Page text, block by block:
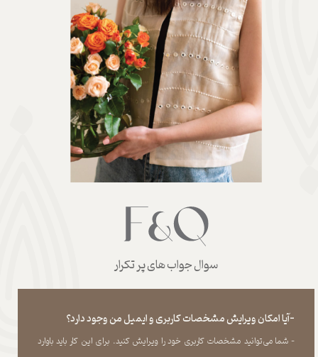
سوال جواب های پر تکرار
-آیا امکان ویرایش مشخصات کاربری و ایمیل من وجود دارد؟
- شما می‏‌توانید مشخصات کاربری خود را ویرایش کنید. برای این کار باید باوارد